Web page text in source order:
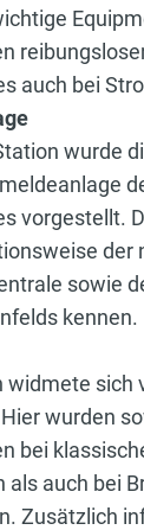
auch bei
wurde
vorgestellt.
der
sowie
kennen.
widmete sich
wurden
bei
als auch bei
Zusätzlich